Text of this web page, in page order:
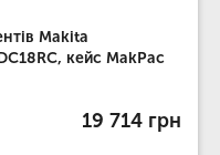
Makita
кейс MakPac
19 714 грн